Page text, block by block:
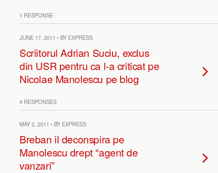
1 RESPONSE
JUNE 17, 2011 • BY EXPRESS
Scriitorul Adrian Suciu, exclus
din USR pentru ca l-a criticat pe
Nicolae Manolescu pe blog
4 RESPONSES
MAY 2, 2011 • BY EXPRESS
Breban il deconspira pe
Manolescu drept “agent de
vanzari”